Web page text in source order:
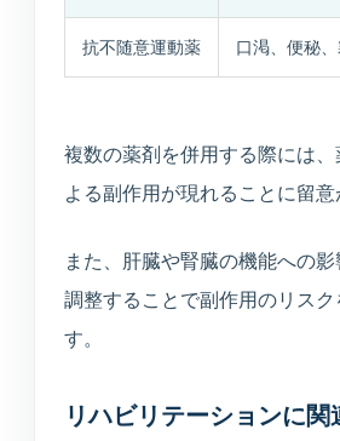
抗不随意運動薬 口渇、便秘
複数の薬剤を併用する際には
よる副作用が現れることに留意
また、肝臓や腎臓の機能への
調整することで副作用のリスク
す。
リハビリテーションに関